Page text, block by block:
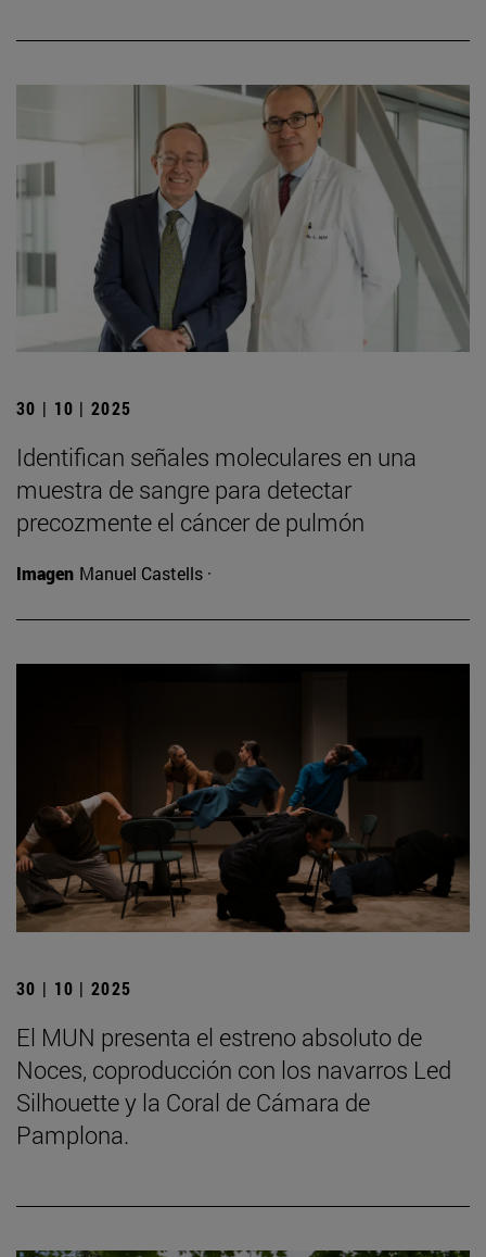
30 | 10 | 2025
Identifican señales moleculares en una
muestra de sangre para detectar
precozmente el cáncer de pulmón
Imagen Manuel Castells ·
30 | 10 | 2025
El MUN presenta el estreno absoluto de
Noces, coproducción con los navarros Led
Silhouette y la Coral de Cámara de
Pamplona.